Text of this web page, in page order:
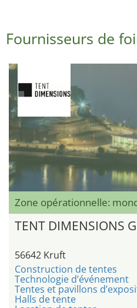
Fournisseurs de
Zone opérationnelle:
TENT DIMENSIONS
56642 Kruft
Construction de tentes
Technologie d’événement
Tentes et pavillons
Halls de tente